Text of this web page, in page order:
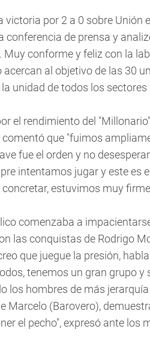
victoria por 2 a 0 sobre
conferencia de prensa y
Muy conforme y feliz con la
acercan al objetivo de las 30
unidad de todos los
el rendimiento del
que "fuimos
fue el orden y no
intentamos jugar y este es
estuvimos muy
comenzaba a
las conquistas de Rodrigo
que juegue la presión,
tenemos un gran grupo y
los hombres de más jerarquía
Marcelo (Barovero),
el pecho", expresó ante los